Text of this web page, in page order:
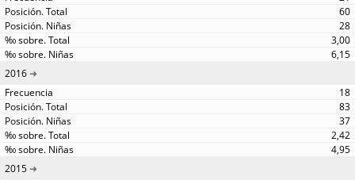
60
28
3,00
6,15
2016
18
83
37
2,42
4,95
2015